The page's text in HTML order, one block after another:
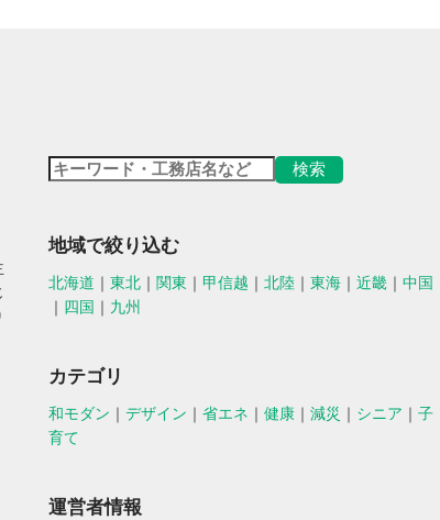
地域で絞り込む
北海道 ｜ 東北 ｜ 関東 ｜ 甲信越 ｜ 北陸 ｜ 東海 ｜ 近畿 ｜ 中国
｜ 四国 ｜ 九州
カテゴリ
和モダン ｜ デザイン ｜ 省エネ ｜ 健康 ｜ 減災 ｜ シニア ｜ 子
育て
運営者情報